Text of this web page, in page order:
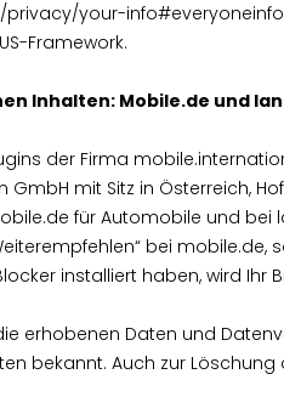
your-
Framework.
Inhalten: Mobile.de und
der Firma
mit Sitz in Österreich,
für Automobile und
bei
installiert haben, wird
erhobenen Daten und
bekannt. Auch zur